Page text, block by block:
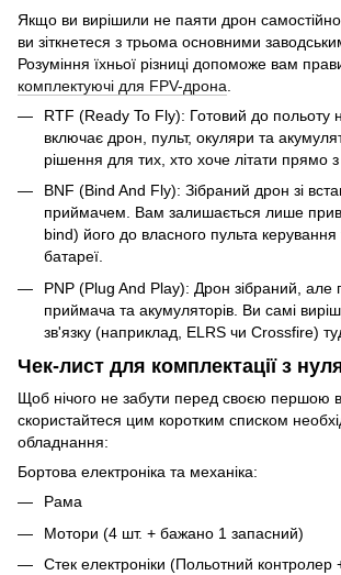
Якщо ви вирішили не паяти дрон
ви зіткнетеся з трьома основними
Розуміння їхньої різниці допоможе вам
комплектуючі для FPV-дрона
RTF (Ready To Fly): Готовий до польоту
включає дрон, пульт, окуляри та
рішення для тих, хто хоче літати прямо з
BNF (Bind And Fly): Зібраний дрон зі
приймачем. Вам залишається лише
bind) його до власного пульта керування
батареї.
PNP (Plug And Play): Дрон зібраний, але
приймача та акумуляторів. Ви самі
зв'язку (наприклад, ELRS чи Crossfire)
Чек-лист для комплектації з
Щоб нічого не забути перед своєю першою
скористайтеся цим коротким списком
обладнання:
Бортова електроніка та механіка:
Рама
Мотори (4 шт. + бажано 1 запасний)
Стек електроніки (Польотний контролер